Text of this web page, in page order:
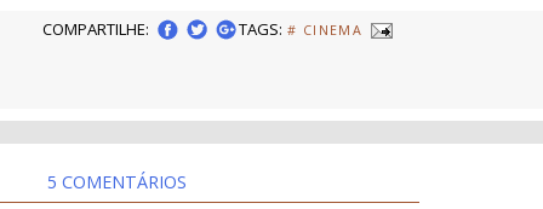
COMPARTILHE: TAGS: # CINEMA
5 COMENTÁRIOS